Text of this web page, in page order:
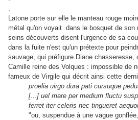
.
Latone porte sur elle le manteau rouge
métal qu'on voyait dans le bosquet de son
seins découverts disent l'urgence de sa
dans la fuite n'est qu'un prétexte pour
sauvage, qui préfigure Diane chasseresse,
Camille reine des Volques : impossible de
fameux de Virgile qui décrit ainsi cette
proelia uirgo dura pati cursuque
[...] uel mare per medium fluctu
ferret iter celeris nec tingueret
"ou, suspendue à une vague